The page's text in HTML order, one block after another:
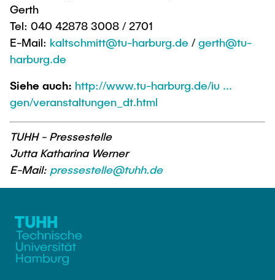
Gerth
Tel: 040 42878 3008 / 2701
E-Mail: kaltschmitt@tu-harburg.de /gerth@tu-
harburg.de
Siehe auch: http://www.tu-harburg.de/iu ...
gen/veranstaltungen_dt.html
TUHH - Pressestelle
Jutta Katharina Werner
E-Mail: pressestelle@tuhh.de